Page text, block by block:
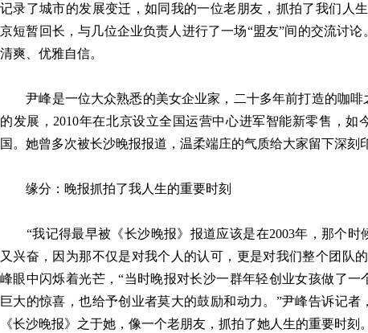
记录了城市的发展变迁，如同我的一位老朋友，抓拍了我们人
京短暂回长，与几位企业负责人进行了一场“盟友”间的交流讨
清爽、优雅自信。
尹峰是一位大众熟悉的美女企业家，二十多年前打造的咖啡
的发展，2010年在北京设立全国运营中心进军智能新零售，如
国。她曾多次被长沙晚报报道，温柔端庄的气质给大家留下深刻
缘分：晚报抓拍了我人生的重要时刻
“我记得最早被《长沙晚报》报道应该是在2003年，那个时
又兴奋，因为那不仅是对我个人的认可，更是对我们整个团队
峰眼中闪烁着光芒，“当时晚报对长沙一群年轻创业女孩做了一
巨大的惊喜，也给予创业者莫大的鼓励和动力。”尹峰告诉记者
《长沙晚报》之于她，像一个老朋友，抓拍了她人生的重要时刻。